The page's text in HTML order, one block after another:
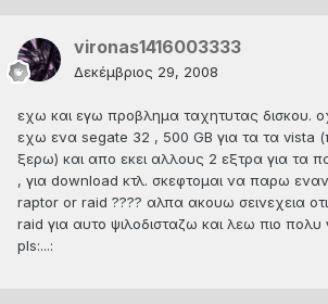
vironas1416003333
Δεκέμβριος 29, 2008
εχω και εγω προβλημα ταχητυτας δισκου.
εχω ενα segate 32 , 500 GB για τα τα vista
ξερω) και απο εκει αλλους 2 εξτρα για τα
, για download κτλ. σκεφτομαι να παρω
raptor or raid ???? αλπα ακουω σεινεχεια οτι
raid για αυτο ψιλοδισταζω και λεω πιο πολυ
pls:...: